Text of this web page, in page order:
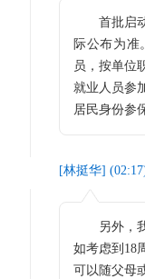
首批启动
际公布为准
员，按单位
就业人员参
居民身份参
[林挺华] (02:17
另外，我
如考虑到18
可以随父母